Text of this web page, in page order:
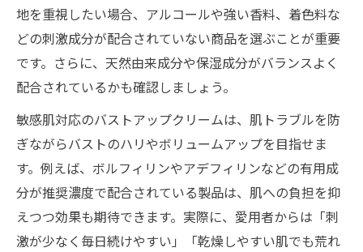
地を重視したい場合、アルコールや強い香料、着色料な
どの刺激成分が配合されていない商品を選ぶことが重要
です。さらに、天然由来成分や保湿成分がバランスよく
配合されているかも確認しましょう。
敏感肌対応のバストアップクリームは、肌トラブルを防
ぎながらバストのハリやボリュームアップを目指せま
す。例えば、ボルフィリンやアデフィリンなどの有用成
分が推奨濃度で配合されている製品は、肌への負担を抑
えつつ効果も期待できます。実際に、愛用者からは「刺
激が少なく毎日続けやすい」「乾燥しやすい肌でも荒れ